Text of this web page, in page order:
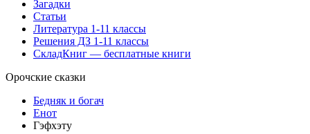
Загадки
Статьи
Литература 1-11 классы
Решения ДЗ 1-11 классы
СкладКниг — бесплатные книги
Орочские сказки
Бедняк и богач
Енот
Гэфхэту